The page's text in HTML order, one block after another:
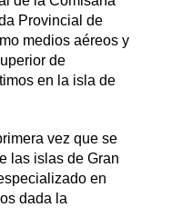
Provincial de
medios aéreos y
de
en la isla de
vez que se
las islas de Gran
en
dada la